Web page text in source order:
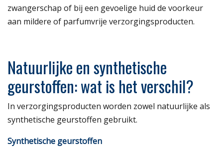
zwangerschap of bij een gevoelige huid de voorkeur
aan mildere of parfumvrije verzorgingsproducten.
Natuurlijke en synthetische
geurstoffen: wat is het verschil?
In verzorgingsproducten worden zowel natuurlijke als
synthetische geurstoffen gebruikt.
Synthetische geurstoffen